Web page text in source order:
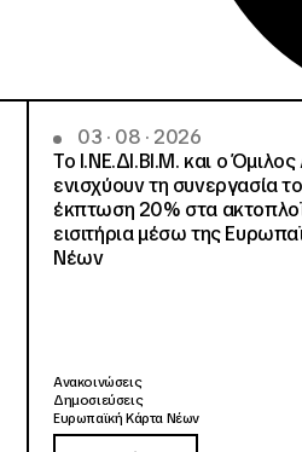
03 · 08 · 2026
Το Ι.ΝΕ.ΔΙ.ΒΙ.Μ. και o
ενισχύουν τη συνεργασία
έκπτωση 20% στα
εισιτήρια μέσω της
Νέων
Ανακοινώσεις
Δημοσιεύσεις
Ευρωπαϊκή Κάρτα Νέων